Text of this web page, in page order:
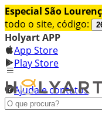
Especial São
todo o site, código:
Holyart APP
App Store
Play Store
Ajuda e contatos
Conheça premium